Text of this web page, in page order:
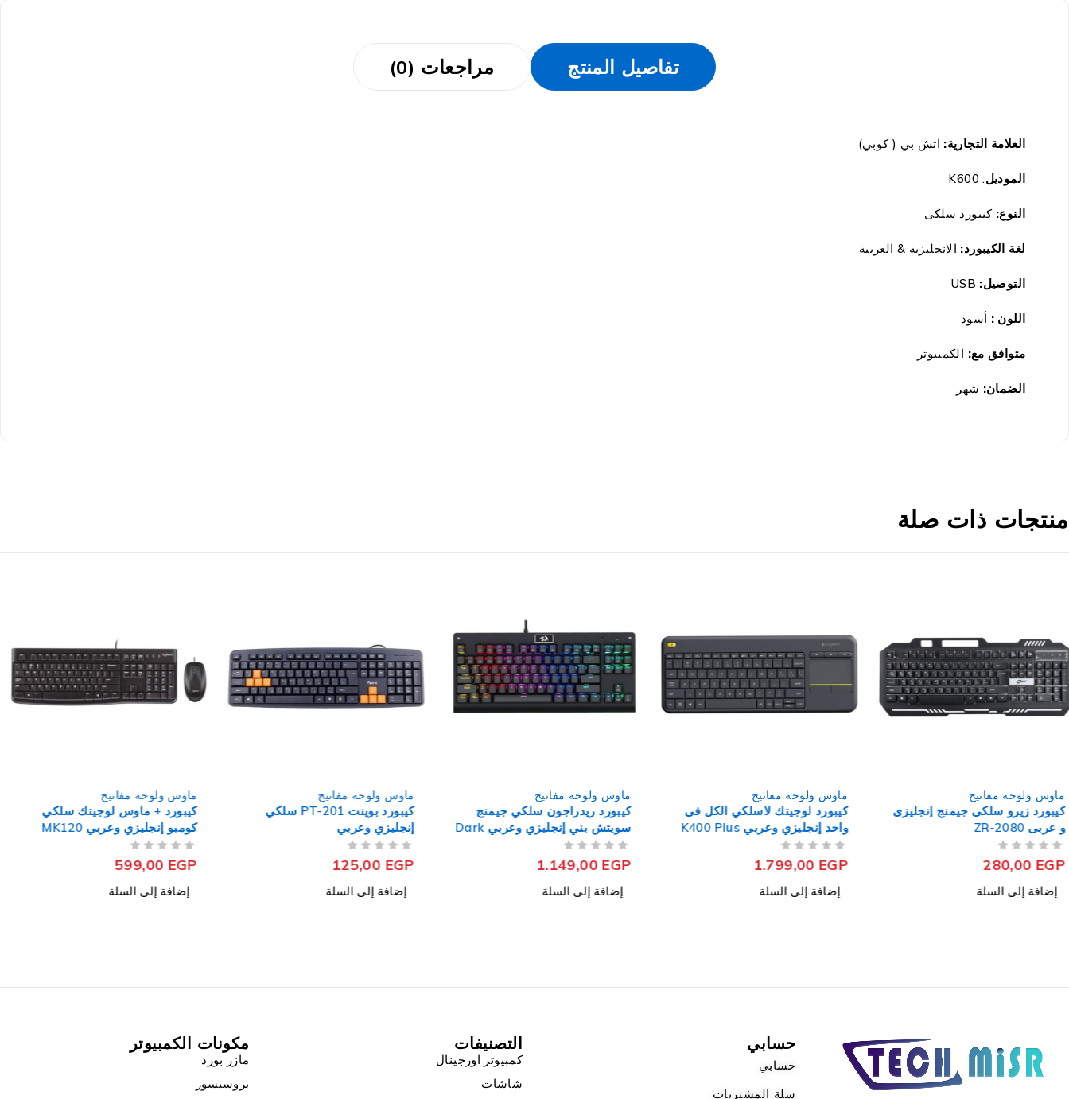
تفاصيل المنتج مراجعات (0)
العلامة التجارية: اتش بي ( كوبي)
الموديل: K600
النوع:كيبورد سلكى
لغة الكيبورد: الانجليزية & العربية
التوصيل:
اللون : أسود
متوافق مع: الكمبيوتر
الضمان: شهر
منتجات ذات صلة
ماوس ولوحة مفاتيح
كيبورد لوجيتك لاسلكي الكل فى
واحد إنجليزي وعربي K400 Plus
1.799,00EGP
إضافة إلى السلة
ماوس ولوحة مفاتيح
كيبورد ريدراجون سلكي جيمنج
سويتش بني إنجليزي وعربي Dark
Avenger K568
1.149,00EGP
إضافة إلى السلة
ماوس ولوحة مفاتيح
كيبورد بوينت PT-201 سلكي
إنجليزي وعربي
125,00EGP
إضافة إلى السلة
ماوس ولوحة مفاتيح
كيبورد + ماوس لوجيتك سلكي
كومبو إنجليزي وعربي MK120
599,00EGP
إضافة إلى السلة
ماوس ولوحة مفاتيح
كيبورد لوجيتك MX Keys Mini
لاسلكي إنجليزي وعربي
7.499,00EGP
إضافة إلى السلة
حسابي
حسابي
سلة المشتريات
التصنيفات
كمبيوتر اورجينال
شاشات
مكونات الكمبيوتر
مازر بورد
بروسيسور